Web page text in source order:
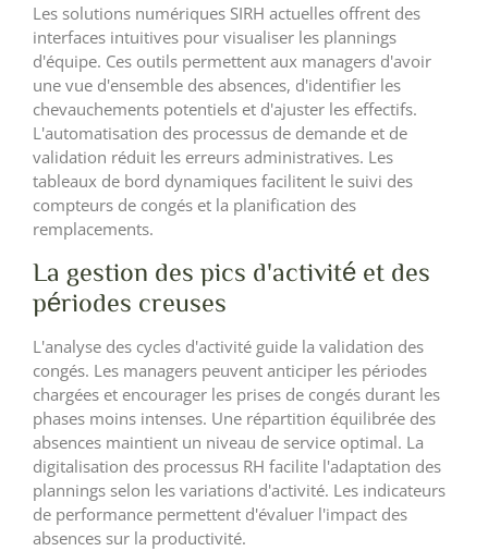
Les solutions numériques SIRH actuelles offrent des
interfaces intuitives pour visualiser les plannings
d'équipe. Ces outils permettent aux managers d'avoir
une vue d'ensemble des absences, d'identifier les
chevauchements potentiels et d'ajuster les effectifs.
L'automatisation des processus de demande et de
validation réduit les erreurs administratives. Les
tableaux de bord dynamiques facilitent le suivi des
compteurs de congés et la planification des
remplacements.
La gestion des pics d'activité et des
périodes creuses
L'analyse des cycles d'activité guide la validation des
congés. Les managers peuvent anticiper les périodes
chargées et encourager les prises de congés durant les
phases moins intenses. Une répartition équilibrée des
absences maintient un niveau de service optimal. La
digitalisation des processus RH facilite l'adaptation des
plannings selon les variations d'activité. Les indicateurs
de performance permettent d'évaluer l'impact des
absences sur la productivité.